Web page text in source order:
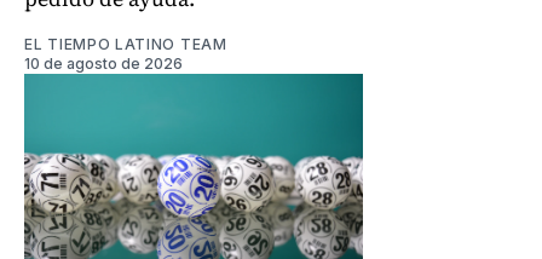
EL TIEMPO LATINO TEAM
10 de agosto de 2026